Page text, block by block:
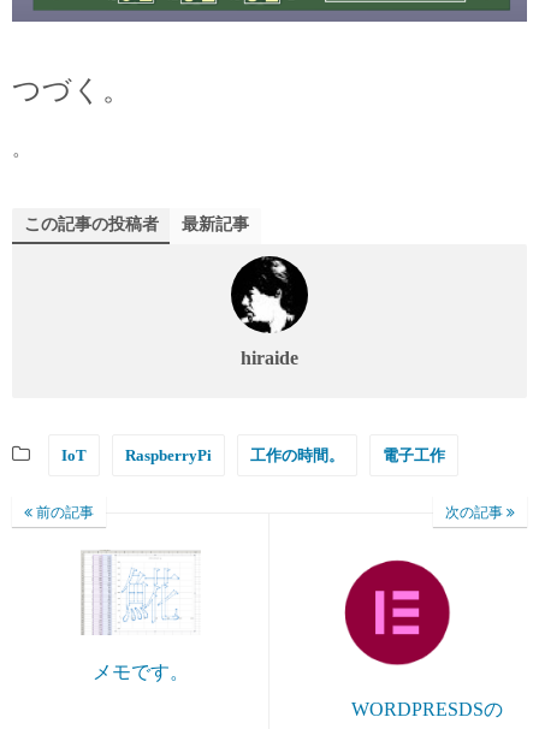
つづく。
。
この記事の投稿者 最新記事
hiraide
IoT RaspberryPi 工作の時間。 電子工作
前の記事
メモです。
次の記事
WORDPRESDSの